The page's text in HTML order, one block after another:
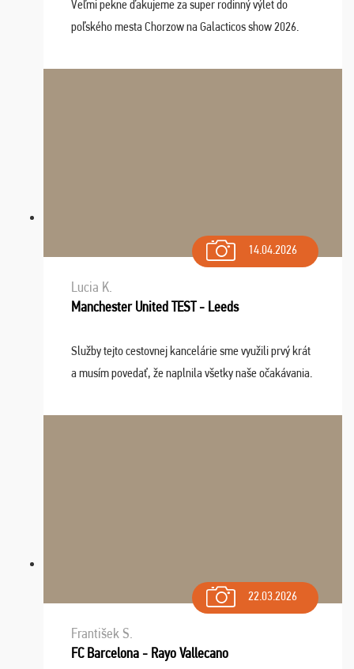
Veľmi pekne ďakujeme za super rodinný výlet do
poľského mesta Chorzow na Galacticos show 2026.
Navštívili sme aj zábavný park Legendia, previe ...
14.04.2026
Lucia K.
Manchester United TEST - Leeds
Služby tejto cestovnej kancelárie sme využili prvý krát
a musím povedať, že naplnila všetky naše očakávania.
dispozícii nonstop (milí, profesionálni ...
22.03.2026
František S.
FC Barcelona - Rayo Vallecano